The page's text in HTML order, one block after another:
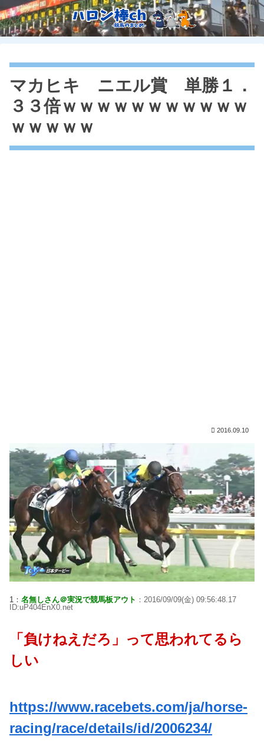
マカヒキ ニエル賞 単勝１．
３３倍ｗｗｗｗｗｗｗｗｗｗｗ
ｗｗｗｗｗ
2016.09.10
1： 名無しさん＠実況で競馬板アウト ：2016/09/09(金) 09:56:48.17
ID:uP404EnX0.net
「負けねえだろ」って思われてるら
しい
https://www.racebets.com/ja/horse-
racing/race/details/id/2006234/